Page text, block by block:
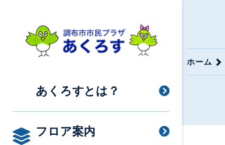
あくろすとは？
フロア案内
ホーム